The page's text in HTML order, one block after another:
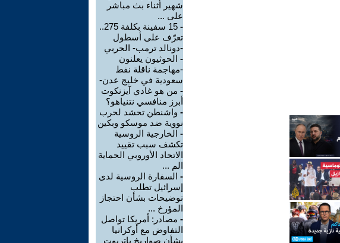
شهير أثناء بث مباشر
على ...
-
15 سفينة بكلفة 275..
تعرّف على أسطول
-دونالد ترمب- الحربي
- الحوثيون يعلنون
-مهاجمة ناقلة نفط
سعودية في خليج عدن-
- من هو غادي آيزنكوت
أبرز منافسي نتنياهو؟
- واشنطن تحشد لحرب
نووية ضد موسكو وبكين
- الخارجية الروسية
تكشف سبب تقييد
الاتحاد الأوروبي الحماية
الم ...
- السفارة الروسية لدى
إسرائيل تطلب
توضيحات بشأن احتجاز
المؤرخ ...
- مصادر: أمريكا تواصل
التفاوض مع أوكرانيا
بشأن صواريخ باتريوت